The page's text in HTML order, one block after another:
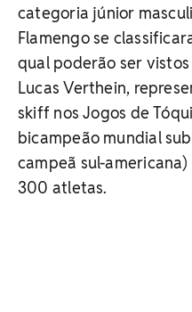
categoria júnior
Flamengo se
qual poderão ser
Lucas Verthein,
skiff nos Jogos de
bicampeão mundial
campeã sul-
300 atletas.